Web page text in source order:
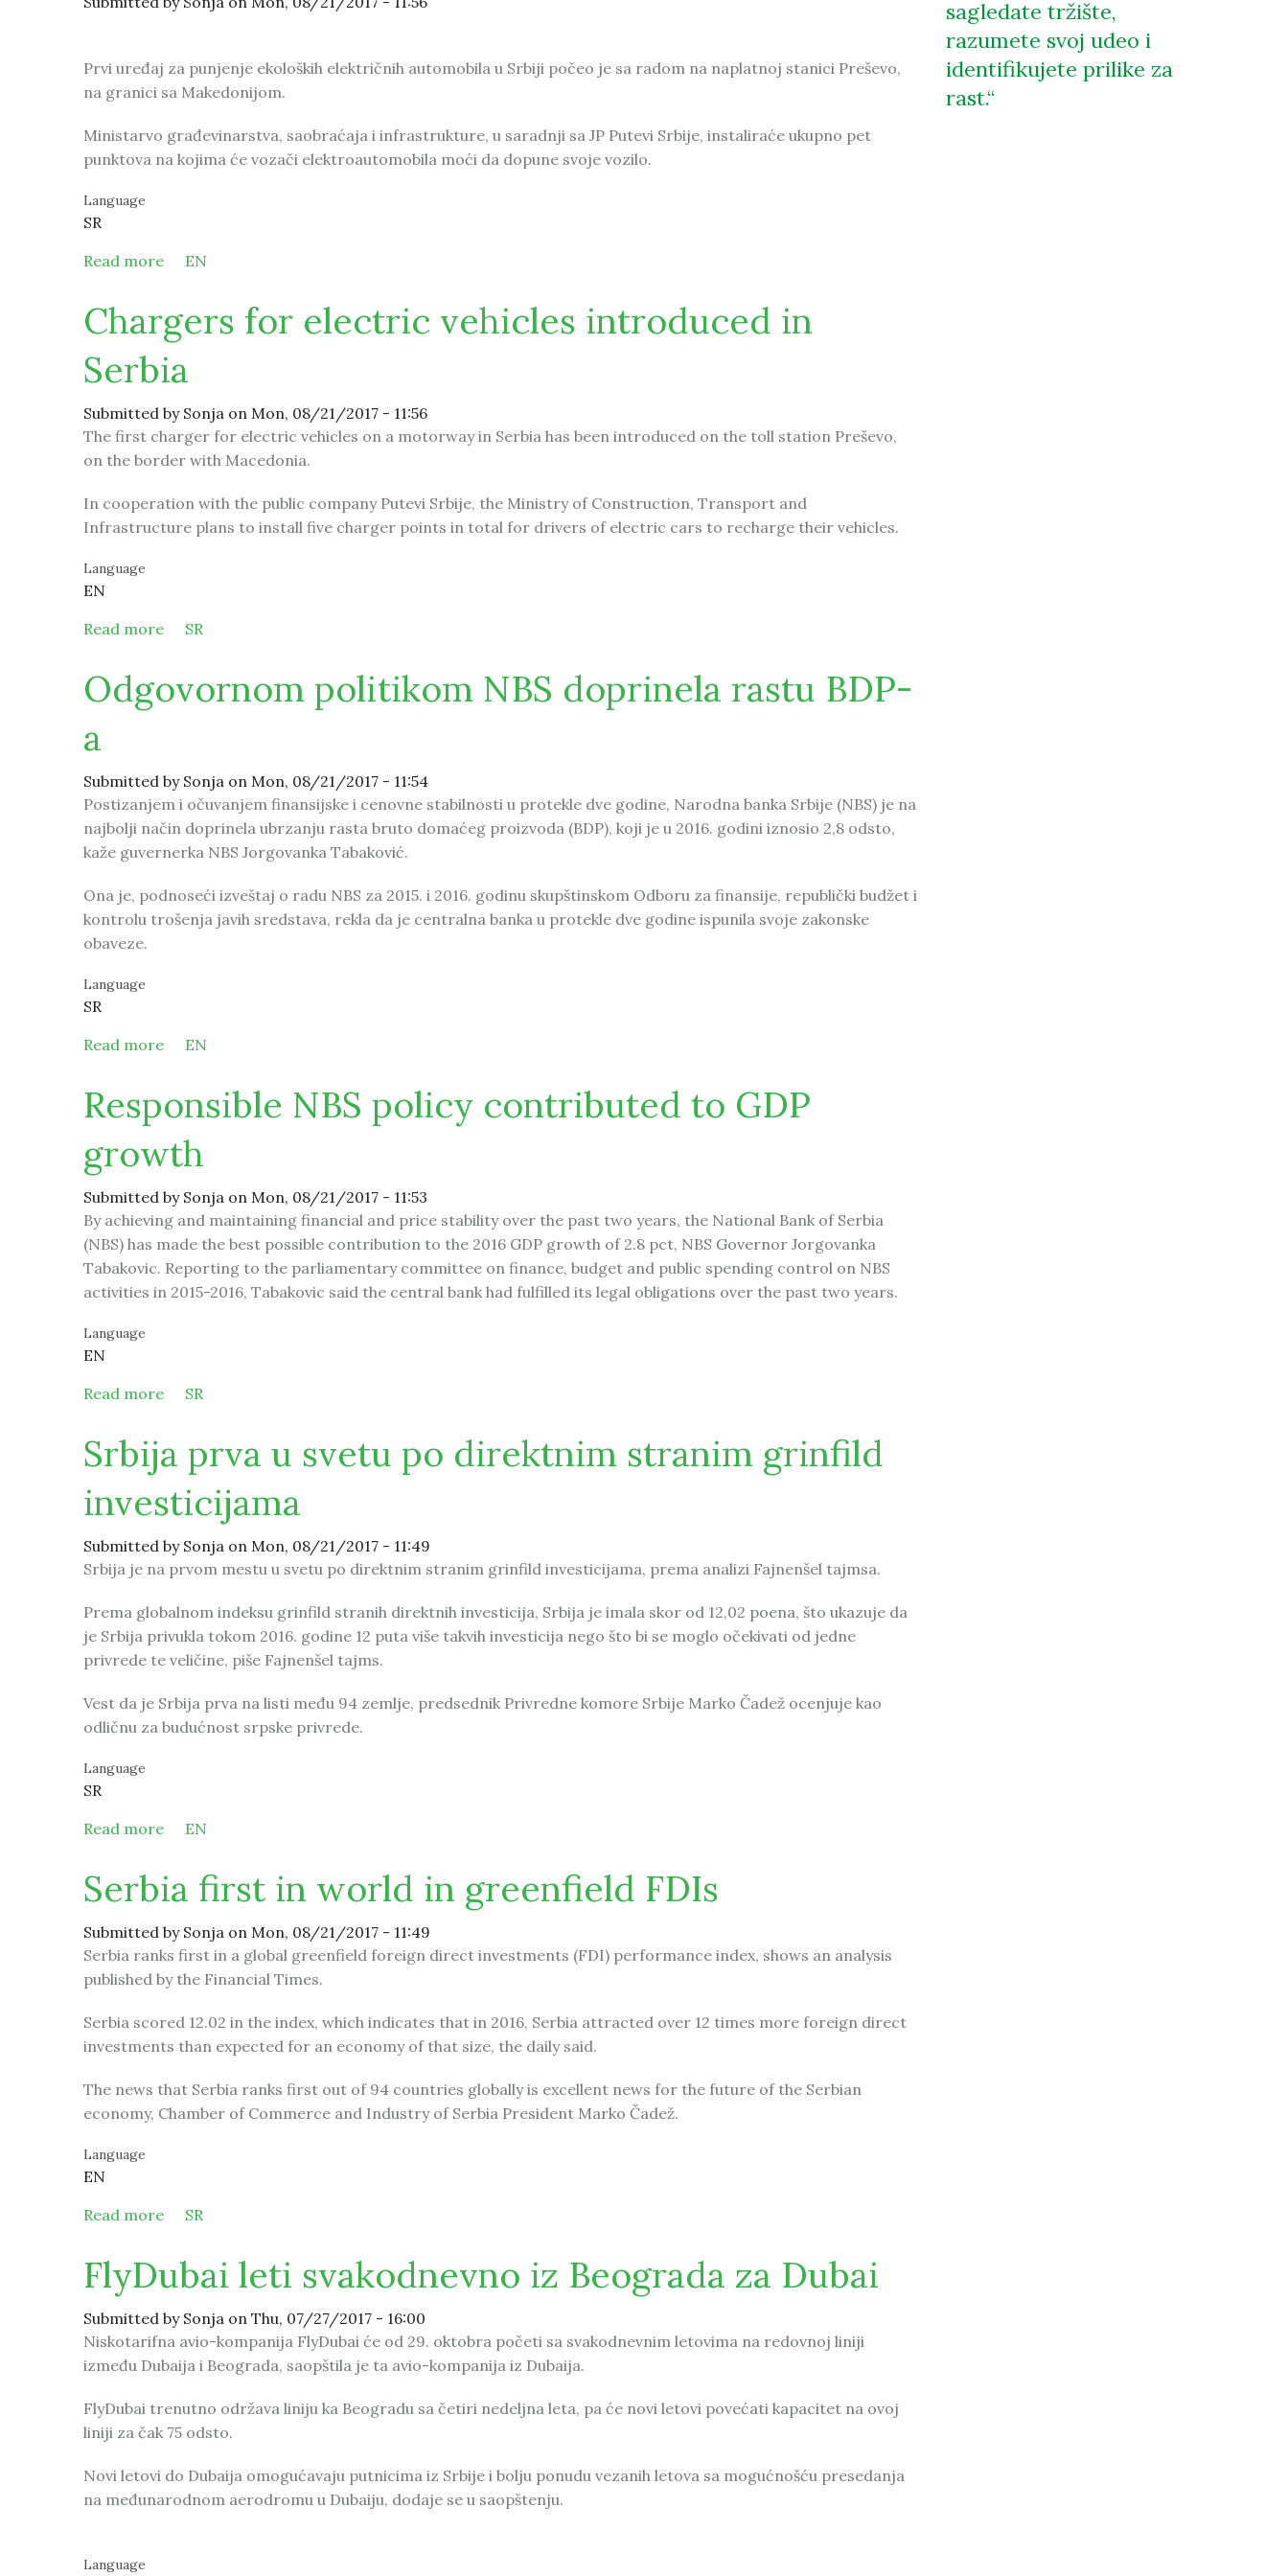
Prvi uređaj za punjenje ekoloških električnih automobila u Srbiji počeo je sa radom na naplatnoj stanici Preševo,
na granici sa Makedonijom.
Ministarvo građevinarstva, saobraćaja i infrastrukture, u saradnji sa JP Putevi Srbije, instaliraće ukupno pet
punktova na kojima će vozači elektroautomobila moći da dopune svoje vozilo.
Language
SR
Read more about U Srbiju stigao prvi uređaj za punjenje električnih auomobila
EN
Chargers for electric vehicles introduced in
Serbia
Submitted by Sonja on Mon, 08/21/2017 - 11:56
The first charger for electric vehicles on a motorway in Serbia has been introduced on the toll station Preševo,
on the border with Macedonia.
In cooperation with the public company Putevi Srbije, the Ministry of Construction, Transport and
Infrastructure plans to install five charger points in total for drivers of electric cars to recharge their vehicles.
Language
EN
Read more about Chargers for electric vehicles introduced in Serbia
SR
Odgovornom politikom NBS doprinela rastu BDP-
a
Submitted by Sonja on Mon, 08/21/2017 - 11:54
Postizanjem i očuvanjem finansijske i cenovne stabilnosti u protekle dve godine, Narodna banka Srbije (NBS) je na
najbolji način doprinela ubrzanju rasta bruto domaćeg proizvoda (BDP), koji je u 2016. godini iznosio 2,8 odsto,
kaže guvernerka NBS Jorgovanka Tabaković.
Ona je, podnoseći izveštaj o radu NBS za 2015. i 2016. godinu skupštinskom Odboru za finansije, republički budžet i
kontrolu trošenja javih sredstava, rekla da je centralna banka u protekle dve godine ispunila svoje zakonske
obaveze.
Language
SR
Read more about Odgovornom politikom NBS doprinela rastu BDP-a
EN
Responsible NBS policy contributed to GDP
growth
Submitted by Sonja on Mon, 08/21/2017 - 11:53
By achieving and maintaining financial and price stability over the past two years, the National Bank of Serbia
(NBS) has made the best possible contribution to the 2016 GDP growth of 2.8 pct, NBS Governor Jorgovanka
Tabakovic. Reporting to the parliamentary committee on finance, budget and public spending control on NBS
activities in 2015-2016, Tabakovic said the central bank had fulfilled its legal obligations over the past two years.
Language
EN
Read more about Responsible NBS policy contributed to GDP growth
SR
Srbija prva u svetu po direktnim stranim grinfild
investicijama
Submitted by Sonja on Mon, 08/21/2017 - 11:49
Srbija je na prvom mestu u svetu po direktnim stranim grinfild investicijama, prema analizi Fajnenšel tajmsa.
Prema globalnom indeksu grinfild stranih direktnih investicija, Srbija je imala skor od 12,02 poena, što ukazuje da
je Srbija privukla tokom 2016. godine 12 puta više takvih investicija nego što bi se moglo očekivati od jedne
privrede te veličine, piše Fajnenšel tajms.
Vest da je Srbija prva na listi među 94 zemlje, predsednik Privredne komore Srbije Marko Čadež ocenjuje kao
odličnu za budućnost srpske privrede.
Language
SR
Read more about Srbija prva u svetu po direktnim stranim grinfild investicijama
EN
Serbia first in world in greenfield FDIs
Submitted by Sonja on Mon, 08/21/2017 - 11:49
Serbia ranks first in a global greenfield foreign direct investments (FDI) performance index, shows an analysis
published by the Financial Times.
Serbia scored 12.02 in the index, which indicates that in 2016, Serbia attracted over 12 times more foreign direct
investments than expected for an economy of that size, the daily said.
The news that Serbia ranks first out of 94 countries globally is excellent news for the future of the Serbian
economy, Chamber of Commerce and Industry of Serbia President Marko Čadež.
Language
EN
Read more about Serbia first in world in greenfield FDIs
SR
FlyDubai leti svakodnevno iz Beograda za Dubai
Submitted by Sonja on Thu, 07/27/2017 - 16:00
Niskotarifna avio-kompanija FlyDubai će od 29. oktobra početi sa svakodnevnim letovima na redovnoj liniji
između Dubaija i Beograda, saopštila je ta avio-kompanija iz Dubaija.
FlyDubai trenutno održava liniju ka Beogradu sa četiri nedeljna leta, pa će novi letovi povećati kapacitet na ovoj
liniji za čak 75 odsto.
Novi letovi do Dubaija omogućavaju putnicima iz Srbije i bolju ponudu vezanih letova sa mogućnošću presedanja
na međunarodnom aerodromu u Dubaiju, dodaje se u saopštenju.
Language
sagledate tržište,
razumete svoj udeo i
identifikujete prilike za
rast.